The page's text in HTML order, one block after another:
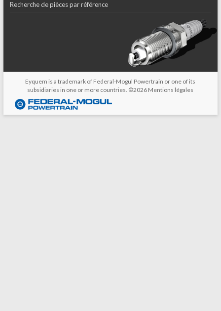
Recherche de pièces par référence
Eyquem is a trademark of Federal-Mogul Powertrain or one of its
subsidiaries in one or more countries. ©2026 Mentions légales